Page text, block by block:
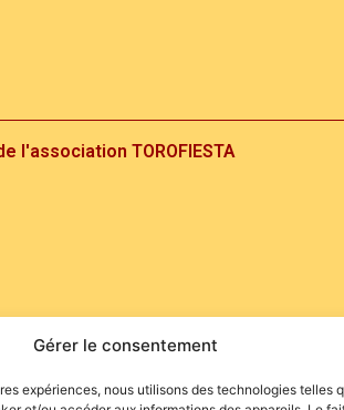
Gérer le consentement
expériences, nous utilisons des technologies telles
l'association TOROFIESTA